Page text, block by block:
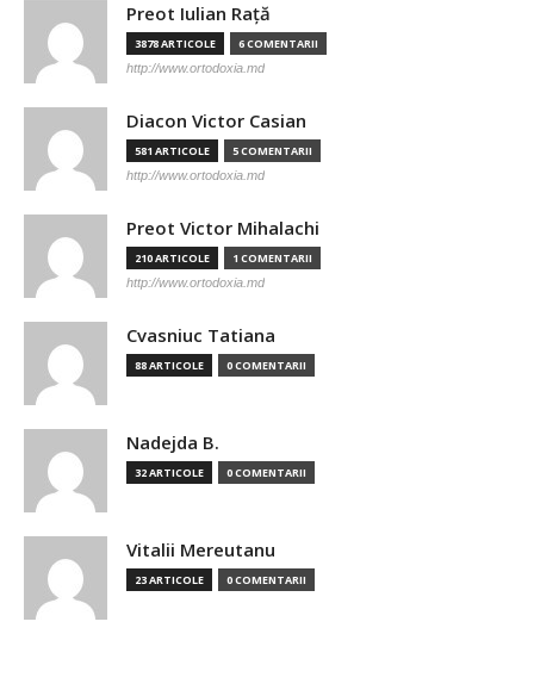
Preot Iulian Raţă
3878 ARTICOLE 6 COMENTARII
http://www.ortodoxia.md
Diacon Victor Casian
581 ARTICOLE 5 COMENTARII
http://www.ortodoxia.md
Preot Victor Mihalachi
210 ARTICOLE 1 COMENTARII
http://www.ortodoxia.md
Cvasniuc Tatiana
88 ARTICOLE 0 COMENTARII
Nadejda B.
32 ARTICOLE 0 COMENTARII
Vitalii Mereutanu
23 ARTICOLE 0 COMENTARII